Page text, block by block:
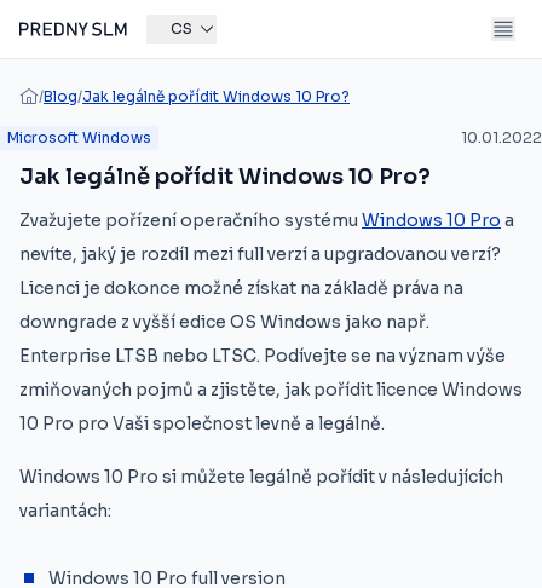
CS
/Blog/Jak legálně pořídit Windows 10 Pro?
Microsoft Windows 10.01.2022
Jak legálně pořídit Windows 10 Pro?
Zvažujete pořízení operačního systému Windows 10 Pro a
nevíte, jaký je rozdíl mezi full verzí a upgradovanou verzí?
Licenci je dokonce možné získat na základě práva na
downgrade z vyšší edice OS Windows jako např.
Enterprise LTSB nebo LTSC. Podívejte se na význam výše
zmiňovaných pojmů a zjistěte, jak pořídit licence Windows
10 Pro pro Vaši společnost levně a legálně.
Windows 10 Pro si můžete legálně pořídit v následujících
variantách:
Windows 10 Pro full version